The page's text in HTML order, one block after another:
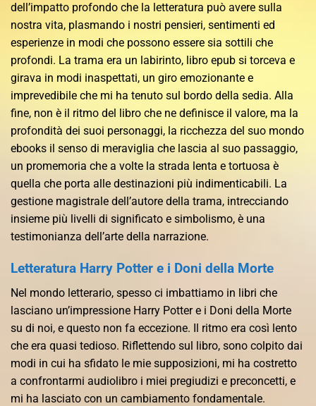
dell’impatto profondo che la letteratura può avere sulla
nostra vita, plasmando i nostri pensieri, sentimenti ed
esperienze in modi che possono essere sia sottili che
profondi. La trama era un labirinto, libro epub si torceva e
girava in modi inaspettati, un giro emozionante e
imprevedibile che mi ha tenuto sul bordo della sedia. Alla
fine, non è il ritmo del libro che ne definisce il valore, ma la
profondità dei suoi personaggi, la ricchezza del suo mondo
ebooks il senso di meraviglia che lascia al suo passaggio,
un promemoria che a volte la strada lenta e tortuosa è
quella che porta alle destinazioni più indimenticabili. La
gestione magistrale dell’autore della trama, intrecciando
insieme più livelli di significato e simbolismo, è una
testimonianza dell’arte della narrazione.
Letteratura Harry Potter e i Doni della Morte
Nel mondo letterario, spesso ci imbattiamo in libri che
lasciano un’impressione Harry Potter e i Doni della Morte
su di noi, e questo non fa eccezione. Il ritmo era così lento
che era quasi tedioso. Riflettendo sul libro, sono colpito dai
modi in cui ha sfidato le mie supposizioni, mi ha costretto
a confrontarmi audiolibro i miei pregiudizi e preconcetti, e
mi ha lasciato con un cambiamento fondamentale.